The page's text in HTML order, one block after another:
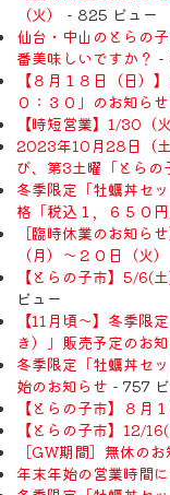
（火）
- 825 ビュー
仙台・中山のとらの
番美味しいですか？ -
【８月１８日（日）
０：３０」のお知らせ
【時短営業】1/30（
2023年10月28日（
び、第3土曜「とらの
冬季限定「牡蠣丼セ
格「税込１，６５０
［臨時休業のお知ら
（月）〜２０日（火）
【とらの子市】5/6(
ビュー
【11月頃〜】冬季限
き）」販売予定のお
冬季限定「牡蠣丼セ
始のお知らせ - 757
【とらの子市】８月
【とらの子市】12/
［GW期間］無休の
年末年始の営業時間